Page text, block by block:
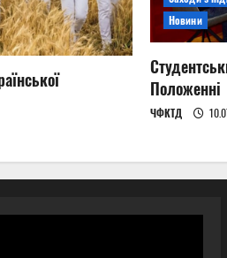
Новини
Положенні
ЧФКТД